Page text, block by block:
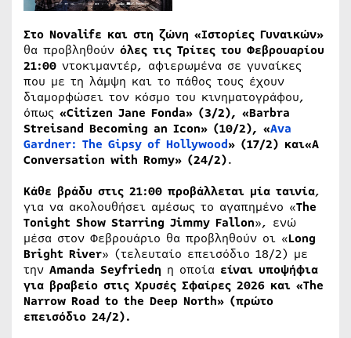
Στο Novalifε και στη ζώνη «Ιστορίες Γυναικών»
θα προβληθούν όλες τις Τρίτες του Φεβρουαρίου
21:00 ντοκιμαντέρ, αφιερωμένα σε γυναίκες
που με τη λάμψη και το πάθος τους έχουν
διαμορφώσει τον κόσμο του κινηματογράφου,
όπως «Citizen Jane Fonda​» (3/2), «Barbra
Streisand Becoming an Icon​» (10/2), «Ava
Gardner: The Gipsy of Hollywood» (17/2) και«A
Conversation with Romy» (24/2).
Κάθε βράδυ στις 21:00 προβάλλεται μία ταινία,
για να ακολουθήσει αμέσως το αγαπημένο «The
Tonight Show Starring Jimmy Fallon», ενώ
μέσα στον Φεβρουάριο θα προβληθούν οι «Long
Bright River» (τελευταίο επεισόδιο 18/2) με
την Amanda Seyfriedη η οποία είναι υποψήφια
για βραβείο στις Χρυσές Σφαίρες 2026 και «The
Narrow Road to the Deep North» (πρώτο
επεισόδιο 24/2).